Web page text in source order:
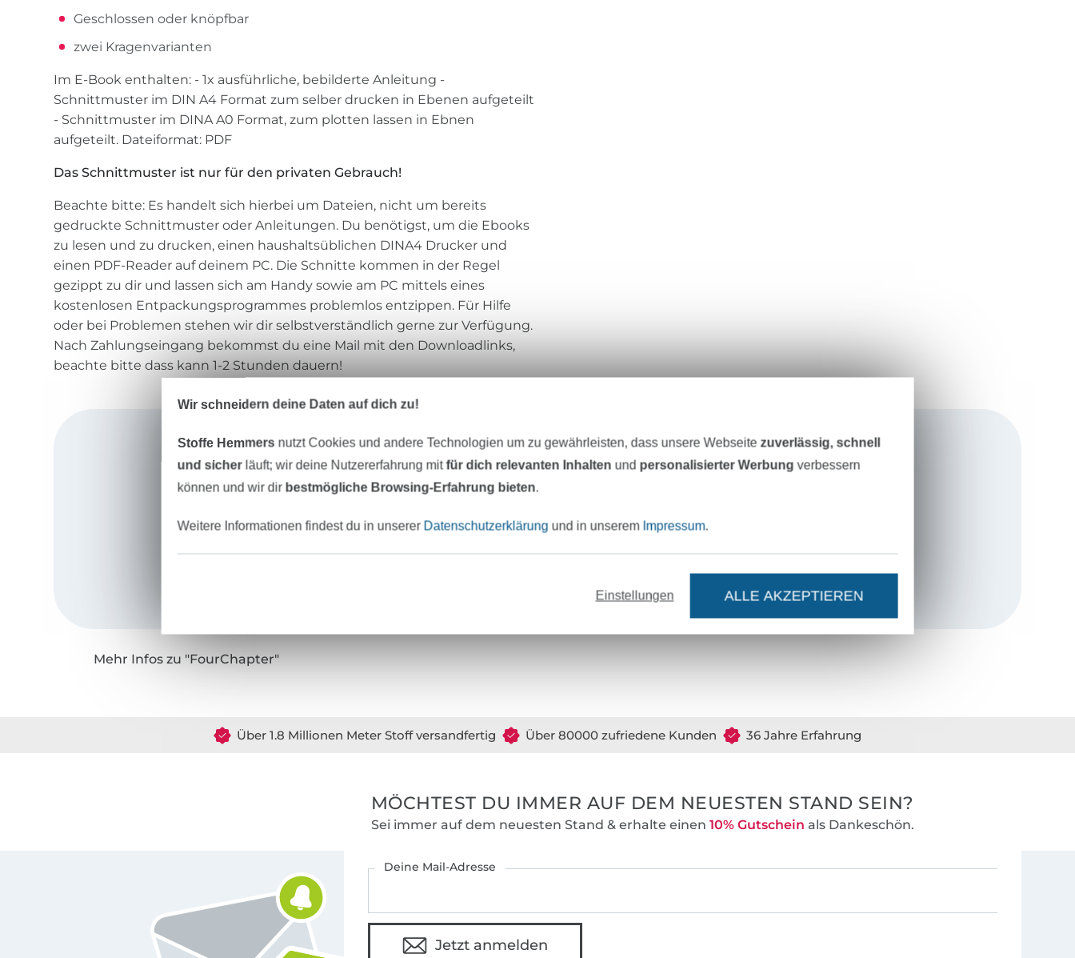
Geschlossen oder knöpfbar
zwei Kragenvarianten
Im E-Book enthalten: - 1x ausführliche, bebilderte Anleitung -
Schnittmuster im DIN A4 Format zum selber drucken in Ebenen aufgeteilt
- Schnittmuster im DINA A0 Format, zum plotten lassen in Ebnen
aufgeteilt. Dateiformat: PDF
Das Schnittmuster ist nur für den privaten Gebrauch!
Beachte bitte: Es handelt sich hierbei um Dateien, nicht um bereits
gedruckte Schnittmuster oder Anleitungen. Du benötigst, um die Ebooks
zu lesen und zu drucken, einen haushaltsüblichen DINA4 Drucker und
einen PDF-Reader auf deinem PC. Die Schnitte kommen in der Regel
gezippt zu dir und lassen sich am Handy sowie am PC mittels eines
kostenlosen Entpackungsprogrammes problemlos entzippen. Für Hilfe
oder bei Problemen stehen wir dir selbstverständlich gerne zur Verfügung.
Nach Zahlungseingang bekommst du eine Mail mit den Downloadlinks,
beachte bitte dass kann 1-2 Stunden dauern!
FourChapter
Hi, ich bin Franzi von fourChapter!
Jeder Schnitt beginnt mit "Es war einmal....."! In meinem
Selten war ich in meinem Leben so wissbegierig. Ich
Warum es aber ein Märchen dazu braucht? Weil
den Blickwinkel lenken können. Oft erklären sie uns
belehrt zu fühlen.
Mehr Infos zu "FourChapter"
Über 1.8 Millionen Meter Stoff versandfertig Über 80000 zufriedene Kunden 36 Jahre Erfahrung
MÖCHTEST DU IMMER AUF DEM NEUESTEN STAND SEIN?
Sei immer auf dem neuesten Stand & erhalte einen 10% Gutschein als Dankeschön.
Deine Mail-Adresse
Jetzt anmelden
Wir schneidern deine Daten auf dich zu!
Stoffe Hemmers nutzt Cookies und andere Technologien um zu gewährleisten, dass unsere Webseitezuverlässig, schnell
und sicherläuft; wir deine Nutzererfahrung mitfür dich relevanten Inhalten und personalisierter Werbung verbessern
können und wir dir bestmögliche Browsing-Erfahrung bieten.
Weitere Informationen findest du in unserer Datenschutzerklärung und in unserem Impressum.
Einstellungen ALLE AKZEPTIEREN